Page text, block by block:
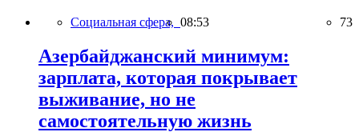
Социальная сфера, 08:53 73
Азербайджанский минимум:
зарплата, которая покрывает
выживание, но не
самостоятельную жизнь